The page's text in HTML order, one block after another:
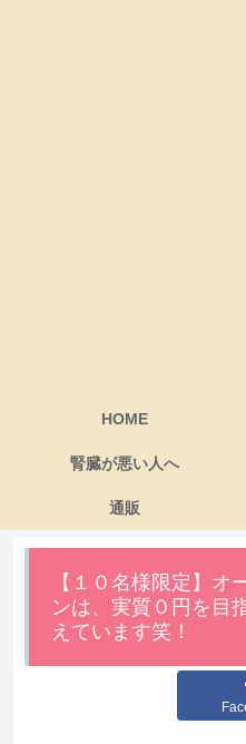
HOME
腎臓が悪い人へ
通販
【１０名様限定】オ
ンは、実質０円を目
えています笑！